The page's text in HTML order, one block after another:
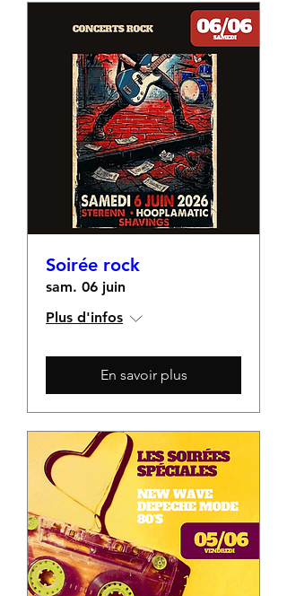
Soirée rock
sam. 06 juin
Plus d'infos
En savoir plus